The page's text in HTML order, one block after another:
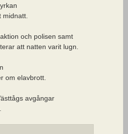
och polisen samt
att natten varit lugn.
om elavbrott.
avgångar